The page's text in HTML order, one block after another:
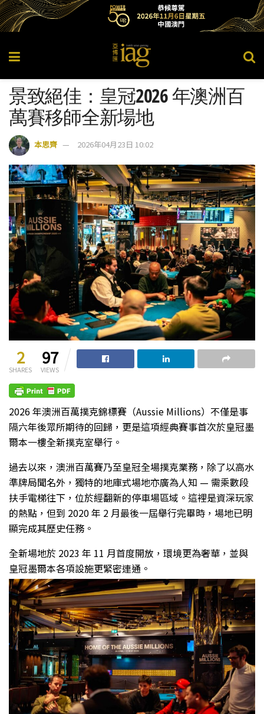
景致絕佳：皇冠2026 年澳洲百
萬賽移師全新場地
本思齊 2026年04月23日 10:02
2
SHARES
97
VIEWS
2026 年澳洲百萬撲克錦標賽（Aussie Millions）不僅是事
隔六年後眾所期待的回歸，更是這項經典賽事首次於皇冠墨
爾本一樓全新撲克室舉行。
過去以來，澳洲百萬賽乃至皇冠全場撲克業務，除了以高水
準牌局聞名外，獨特的地庫式場地亦廣為人知 — 需乘數段
扶手電梯往下，位於經翻新的停車場區域。這裡是資深玩家
的熱點，但到 2020 年 2 月最後一屆舉行完畢時，場地已明
顯完成其歷史任務。
全新場地於 2023 年 11 月首度開放，環境更為奢華，並與
皇冠墨爾本各項設施更緊密連通。